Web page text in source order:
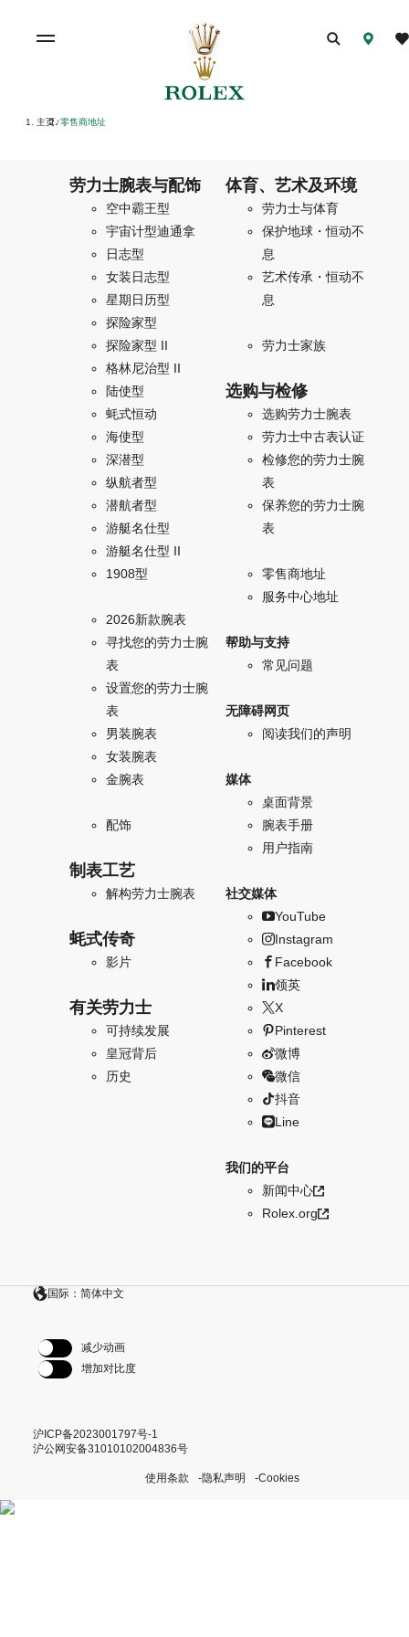
主页/ 零售商地址
劳力士腕表与配饰
空中霸王型
宇宙计型迪通拿
日志型
女装日志型
星期日历型
探险家型
探险家型 II
格林尼治型 II
陆使型
蚝式恒动
海使型
深潜型
纵航者型
潜航者型
游艇名仕型
游艇名仕型 II
1908型
2026新款腕表
寻找您的劳力士腕
表
设置您的劳力士腕
表
男装腕表
女装腕表
金腕表
配饰
制表工艺
解构劳力士腕表
蚝式传奇
影片
有关劳力士
可持续发展
皇冠背后
历史
体育、艺术及环境
劳力士与体育
保护地球・恒动不
息
艺术传承・恒动不
息
劳力士家族
选购与检修
选购劳力士腕表
劳力士中古表认证
检修您的劳力士腕
表
保养您的劳力士腕
表
零售商地址
服务中心地址
帮助与支持
常见问题
无障碍网页
阅读我们的声明
媒体
桌面背景
腕表手册
用户指南
社交媒体
YouTube
Instagram
Facebook
领英
X
Pinterest
微博
微信
抖音
Line
我们的平台
新闻中心
Rolex.org
国际：简体中文
减少动画
增加对比度
沪ICP备2023001797号-1
沪公网安备31010102004836号
使用条款 隐私声明 Cookies